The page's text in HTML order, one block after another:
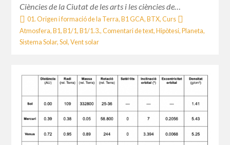
Ciències de la Ciutat de les arts i les ciències de…
01. Origen i formació de la Terra, B1 GCA, BTX, Curs
Atmosfera, B1, B1/1, B1/1.3.,Comentari de text, Hipòtesi, Planeta,
Sistema Solar,Sol,Vent solar